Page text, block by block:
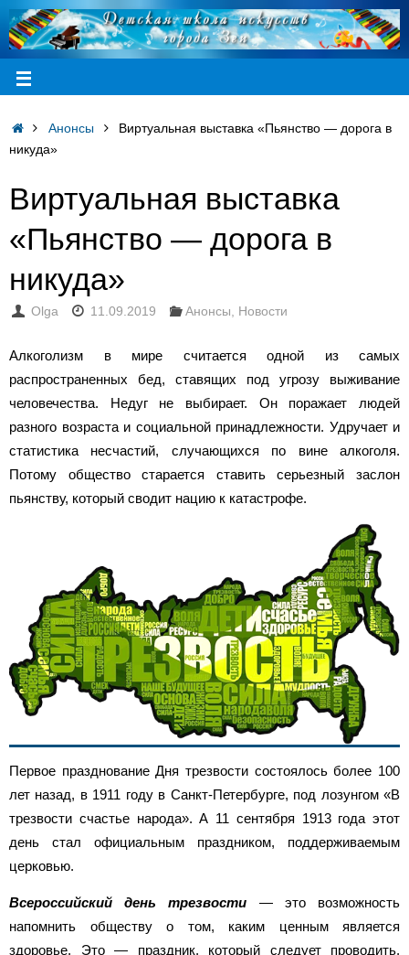
Анонсы
Виртуальная выставка «Пьянство — дорога в
никуда»
Виртуальная выставка
«Пьянство — дорога в
никуда»
Olga 11.09.2019 Анонсы, Новости
Алкоголизм в мире считается одной из самых
распространенных бед, ставящих под угрозу выживание
человечества. Недуг не выбирает. Он поражает людей
разного возраста и социальной принадлежности. Удручает и
статистика несчастий, случающихся по вине алкоголя.
Потому общество старается ставить серьезный заслон
пьянству, который сводит нацию к катастрофе.
Первое празднование Дня трезвости состоялось более 100
лет назад, в 1911 году в Санкт-Петербурге, под лозунгом «В
трезвости счастье народа». А 11 сентября 1913 года этот
день стал официальным праздником, поддерживаемым
церковью.
Всероссийский день трезвости — это возможность
напомнить обществу о том, каким ценным является
здоровье. Это — праздник, который следует проводить,